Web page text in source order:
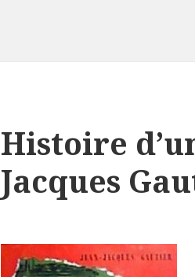
Histoire
Jacques